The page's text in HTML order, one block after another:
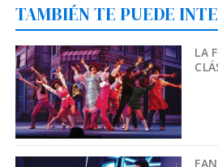
TAMBIÉN TE PUEDE
LA